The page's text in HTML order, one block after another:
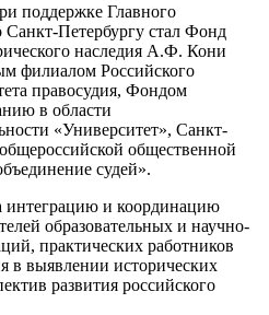
поддержке Главного
Петербургу стал Фонд
наследия А.Ф. Кони
филиалом Российского
правосудия, Фондом
в области
«Университет», Санкт-
общественной
судей».
интеграцию и координацию
образовательных и научно-
практических работников
в выявлении исторических
развития российского